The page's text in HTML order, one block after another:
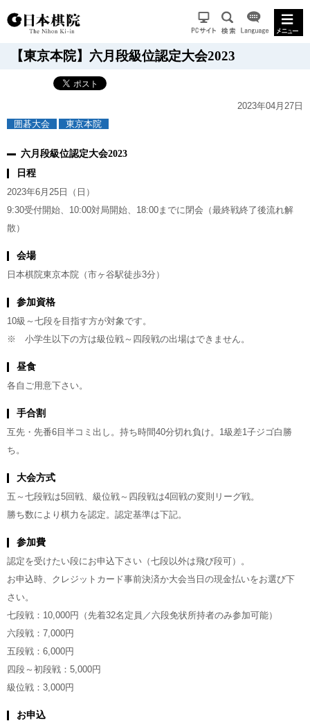
【東京本院】六月段級位認定大会2023
2023年04月27日
囲碁大会
東京本院
六月段級位認定大会2023
日程
2023年6月25日（日）
9:30受付開始、10:00対局開始、18:00までに閉会（最終戦終了後流れ解
散）
会場
日本棋院東京本院（市ヶ谷駅徒歩3分）
参加資格
10級～七段を目指す方が対象です。
※ 小学生以下の方は級位戦～四段戦の出場はできません。
昼食
各自ご用意下さい。
手合割
互先・先番6目半コミ出し。持ち時間40分切れ負け。1級差1子ジゴ白勝
ち。
大会方式
五～七段戦は5回戦、級位戦～四段戦は4回戦の変則リーグ戦。
勝ち数により棋力を認定。認定基準は下記。
参加費
認定を受けたい段にお申込下さい（七段以外は飛び段可）。
お申込時、クレジットカード事前決済か大会当日の現金払いをお選び下
さい。
七段戦：10,000円（先着32名定員／六段免状所持者のみ参加可能）
六段戦：7,000円
五段戦：6,000円
四段～初段戦：5,000円
級位戦：3,000円
お申込